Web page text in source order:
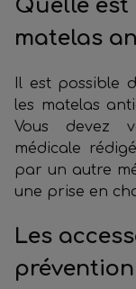
Quelle est
matelas
Il est possible
les matelas
Vous devez
médicale
par un autre
une prise en
Les